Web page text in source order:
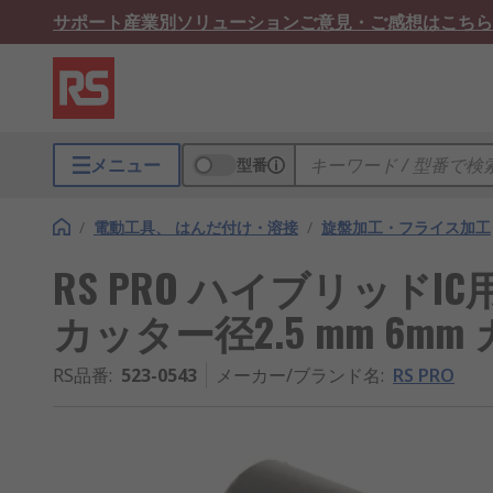
サポート産業別ソリューションご意見・ご感想はこちら
メニュー 型番
/ 電動工具、 はんだ付け・溶接 / 旋盤加工・フライス加工
RS PRO ハイブリッドIC
カッター径2.5 mm 6mm
RS品番: 523-0543 メーカー/ブランド名: RS PRO